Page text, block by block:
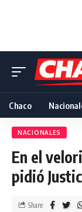
Chaco
NACIONALES
En el
pidió
Share